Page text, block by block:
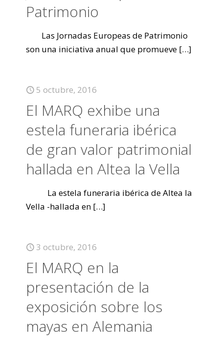
Patrimonio
Las Jornadas Europeas de Patrimonio
son una iniciativa anual que promueve […]
5 octubre, 2016
El MARQ exhibe una
estela funeraria ibérica
de gran valor patrimonial
hallada en Altea la Vella
La estela funeraria ibérica de Altea la
Vella -hallada en […]
3 octubre, 2016
El MARQ en la
presentación de la
exposición sobre los
mayas en Alemania